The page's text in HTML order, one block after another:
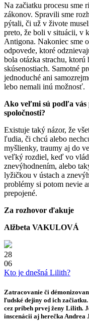
Na začiatku procesu sme
zákonov. Spravili sme
pýtali, či už v živote
preto, že boli v situácii, v
Antigona. Nakoniec sme
odpovede, ktoré
bola otázka strachu,
skúsenostiach. Samotné
jednoduché ani
lebo nemali inú možnosť.
Ako veľmi sú podľa vás
spoločnosti?
Existuje taký názor, že
ľudia, či chcú alebo
myšlienky, traumy aj do
veľký rozdiel, keď vo
znevýhodnením, alebo
lyžičkou v ústach a
problémy si potom nevie
prepojené.
Za rozhovor ďakuje
Alžbeta VAKULOVÁ
28
06
Kto je dnešná Lilith?
Zatracovanie či
ľudské dejiny od ich
cez príbeh prvej ženy Lilith.
inscenácii aj herečkaAndrea